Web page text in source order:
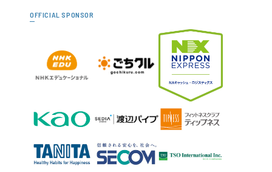
OFFICIAL SPONSOR